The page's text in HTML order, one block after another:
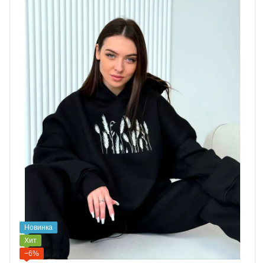
Новинка
Хит
−6%